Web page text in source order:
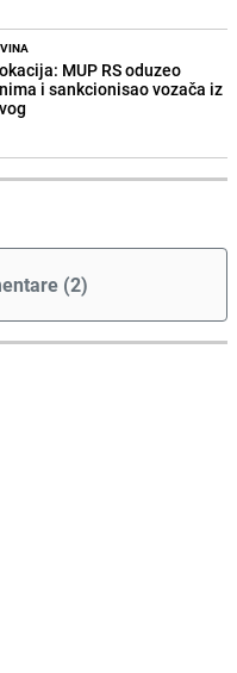
MUP RS oduzeo
i sankcionisao vozača iz
(2)